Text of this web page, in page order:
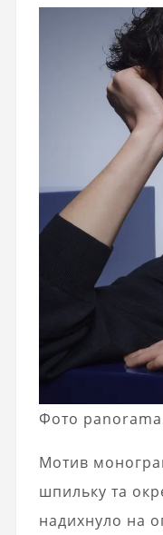
Фото
Мотив
шпильку та
надихнуло на